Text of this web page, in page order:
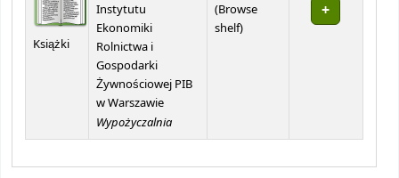
Książki
Instytutu
Ekonomiki
Rolnictwa i
Gospodarki
Żywnościowej PIB
w Warszawie
Wypożyczalnia
(Browse
shelf(Opens below)
)